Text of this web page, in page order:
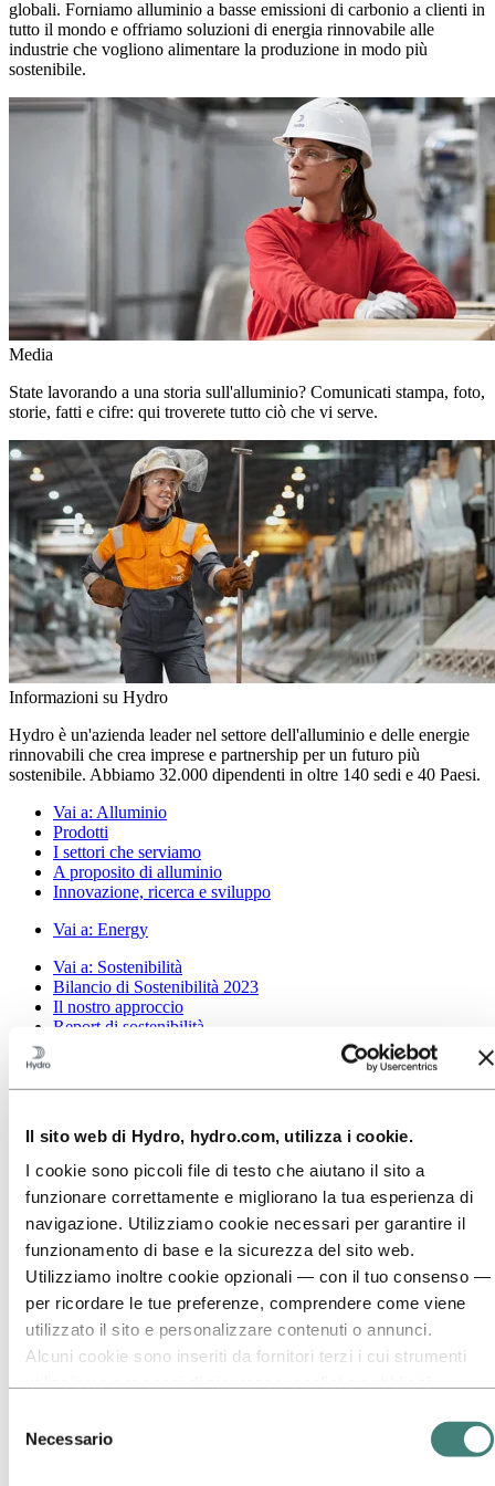
Il sito web di Hydro, hydro.com, utilizza i cookie.
I cookie sono piccoli file di testo che aiutano il sito a
funzionare correttamente e migliorano la tua esperienza di
navigazione. Utilizziamo cookie necessari per garantire il
funzionamento di base e la sicurezza del sito web.
Utilizziamo inoltre cookie opzionali — con il tuo consenso —
per ricordare le tue preferenze, comprendere come viene
utilizzato il sito e personalizzare contenuti o annunci.
Alcuni cookie sono inseriti da fornitori terzi i cui strumenti
durante il tuo utilizzo del nostro sito con altre informazioni
che hai fornito loro o che hanno raccolto tramite l’utilizzo dei
delNecessario
globali. Forniamo alluminio a basse emissioni di carbonio a clienti in
tutto il mondo e offriamo soluzioni di energia rinnovabile alle
industrie che vogliono alimentare la produzione in modo più
sostenibile.
Media
State lavorando a una storia sull'alluminio? Comunicati stampa, foto,
storie, fatti e cifre: qui troverete tutto ciò che vi serve.
Informazioni su Hydro
Hydro è un'azienda leader nel settore dell'alluminio e delle energie
rinnovabili che crea imprese e partnership per un futuro più
sostenibile. Abbiamo 32.000 dipendenti in oltre 140 sedi e 40 Paesi.
Vai a: Alluminio
Prodotti
I settori che serviamo
A proposito di alluminio
Innovazione, ricerca e sviluppo
Vai a: Energy
Vai a: Sostenibilità
Bilancio di Sostenibilità 2023
Il nostro approccio
Report di sostenibilità
Contatti per la Sostenibilità
Opportunità di lavoro
Studenti e laureati
La vita in Hydro
Aree di carriera
Incontra le nostre persone
Percorso di reclutamento
Vai a:Investors
Investitori
Vai a:Media
Galleria multimediale